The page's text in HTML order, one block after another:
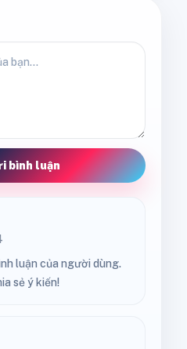
bình luận
luận của người dùng.
sẻ ý kiến!